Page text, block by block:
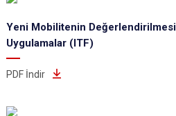
Yeni Mobilitenin Değerlendirilmesi
Uygulamalar (ITF)
PDF İndir